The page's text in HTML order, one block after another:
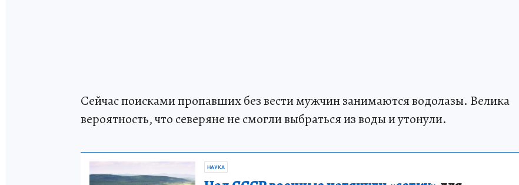
Сейчас поисками пропавших без вести мужчин занимаются водолазы. Велика
вероятность, что северяне не смогли выбраться из воды и утонули.
НАУКА